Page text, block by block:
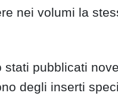
nei volumi la
stati pubblicati
degli inserti